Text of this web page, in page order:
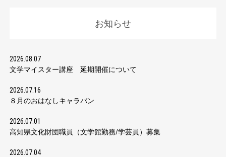
お知らせ
2026.08.07
文学マイスター講座 延期開催について
2026.07.16
８月のおはなしキャラバン
2026.07.01
高知県文化財団職員（文学館勤務/学芸員）募集
2026.07.04